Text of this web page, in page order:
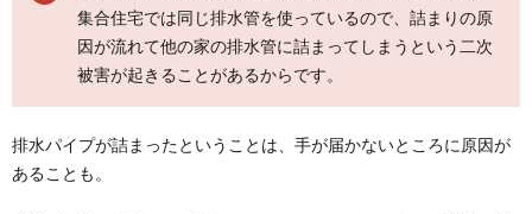
集合住宅では同じ排水管を使っているので、詰まりの原
因が流れて他の家の排水管に詰まってしまうという二次
被害が起きることがあるからです。
排水パイプが詰まったということは、手が届かないところに原因が
あることも。